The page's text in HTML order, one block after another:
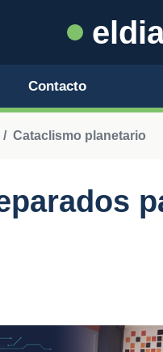
Contacto
Cataclismo planetario